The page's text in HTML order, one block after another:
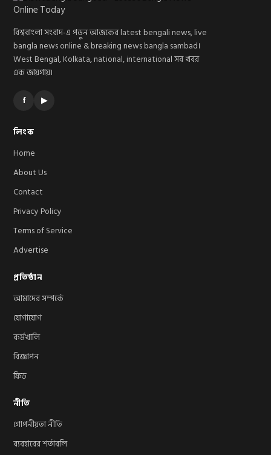
বিশ্ববাংলা সংবাদ-এ পড়ুন আজকের latest bengali news, live
bangla news online & breaking news bangla sambad।
West Bengal, Kolkata, national, international সব খবর
এক জায়গায়।
f ▶
লিংক
Home
About Us
Contact
Privacy Policy
Terms of Service
Advertise
প্রতিষ্ঠান
আমাদের সম্পর্কে
যোগাযোগ
কর্মখালি
বিজ্ঞাপন
ফিড
নীতি
গোপনীয়তা নীতি
ব্যবহারের শর্তাবলি